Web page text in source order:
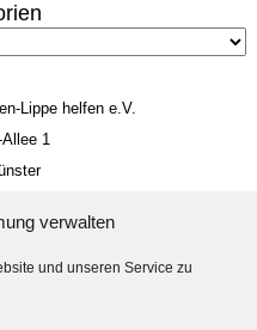
verwalten
und unseren Service zu
Lippe helfen e.V.
1
0034 4014 22